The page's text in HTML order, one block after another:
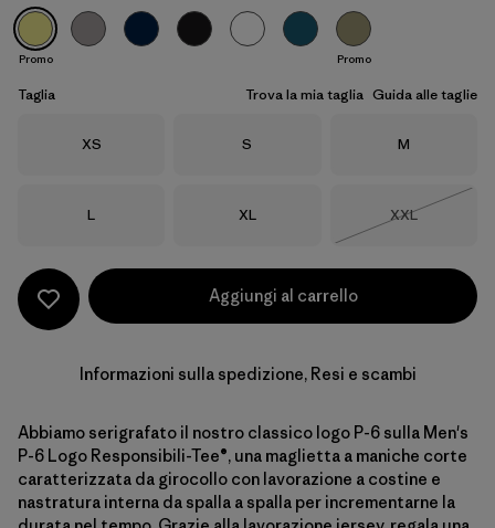
P-6 Outline: Lemon Zest
Promo Promo
Taglia Trova la mia taglia Guida alle taglie
Taglia
XS Taglia
S Taglia
M
Taglia
L Taglia
XL Taglia
XXL
Aggiungi al carrello
Informazioni sulla spedizione, Resi e scambi
Abbiamo serigrafato il nostro classico logo P-6 sulla Men's
P-6 Logo Responsibili-Tee®, una maglietta a maniche corte
caratterizzata da girocollo con lavorazione a costine e
nastratura interna da spalla a spalla per incrementarne la